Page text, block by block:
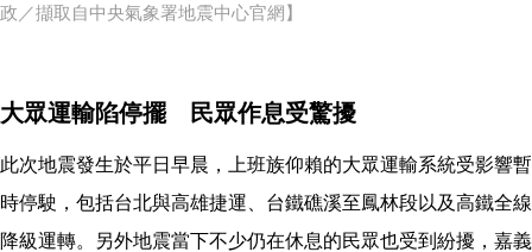
政／擷取自中央氣象署地震中心官網】
大眾運輸陷停擺 民眾作息受驚擾
此次地震發生於平日早晨，上班族仰賴的大眾運輸系統受影響暫
時停駛，包括台北與高雄捷運、台鐵礁溪至鳳林段以及高鐵全線
降級運轉。另外地震當下不少仍在休息的民眾也受到紛擾，嘉義